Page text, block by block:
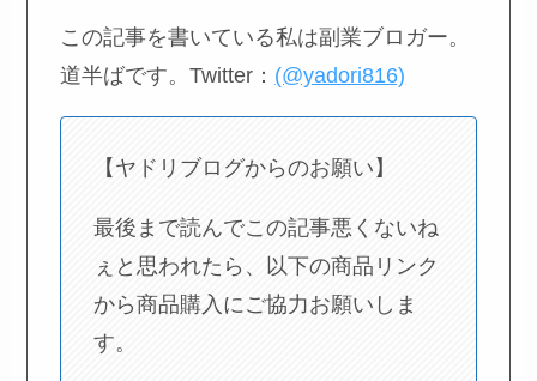
この記事を書いている私は副業ブロガー。
道半ばです。Twitter： (@yadori816)
【ヤドリブログからのお願い】
最後まで読んでこの記事悪くないね
ぇと思われたら、以下の商品リンク
から商品購入にご協力お願いしま
す。